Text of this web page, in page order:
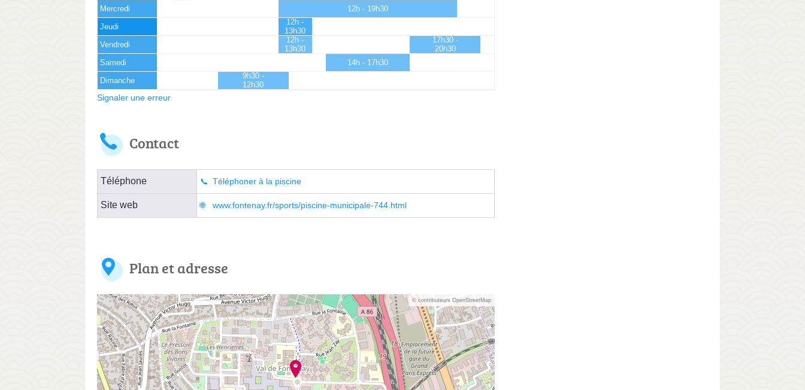
Mercredi
12h - 19h30
Jeudi
12h -
13h30
Vendredi
12h -
13h30
17h30 -
20h30
Samedi
14h - 17h30
Dimanche
9h30 -
12h30
Signaler une erreur
Contact
Téléphone Téléphoner à la piscine
Site web www.fontenay.fr/sports/piscine-municipale-744.html
Plan et adresse
© contributeurs OpenStreetMap